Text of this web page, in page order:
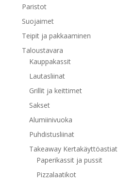
Paristot
Suojaimet
Teipit ja pakkaaminen
Taloustavara
Kauppakassit
Lautasliinat
Grillit ja keittimet
Sakset
Alumiinivuoka
Puhdistusliinat
Takeaway Kertakäyttöastiat
Paperikassit ja pussit
Pizzalaatikot